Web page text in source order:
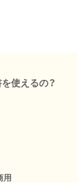
使えるの？
用